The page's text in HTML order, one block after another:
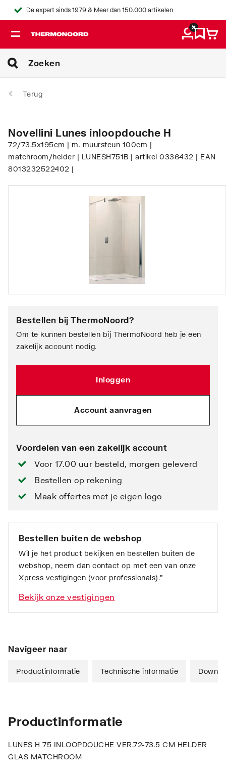
De expert sinds 1979 & Meer dan 150.000 artikelen
Terug
Novellini Lunes inloopdouche H
72/73.5x195cm | m. muursteun 100cm |
matchroom/helder | LUNESH751B | artikel 0336432 | EAN
8013232522402 |
Bestellen bij ThermoNoord?
Om te kunnen bestellen bij ThermoNoord heb je een
zakelijk account nodig.
Inloggen
Account aanvragen
Voordelen van een zakelijk account
Voor 17.00 uur besteld, morgen geleverd
Bestellen op rekening
Maak offertes met je eigen logo
Bestellen buiten de webshop
Wil je het product bekijken en bestellen buiten de
webshop, neem dan contact op met een van onze
Xpress vestigingen (voor professionals).”
Bekijk onze vestigingen
Navigeer naar
Productinformatie Technische informatie
Productinformatie
LUNES H 75 INLOOPDOUCHE VER.72-73.5 CM HELDER
GLAS MATCHROOM